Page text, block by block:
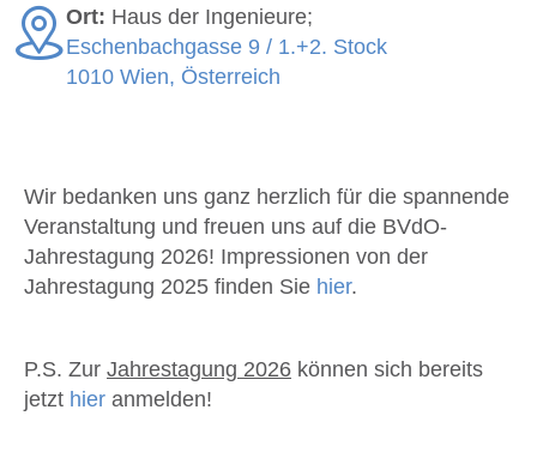
Ort: Haus der Ingenieure;
Eschenbachgasse 9 / 1.+2. Stock
1010 Wien, Österreich
Wir bedanken uns ganz herzlich für die spannende
Veranstaltung und freuen uns auf die BVdO-
Jahrestagung 2026! Impressionen von der
Jahrestagung 2025 finden Sie hier.
P.S. Zur Jahrestagung 2026 können sich bereits
jetzt hier anmelden!